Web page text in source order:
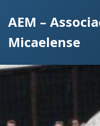
AEM –
Micaelense